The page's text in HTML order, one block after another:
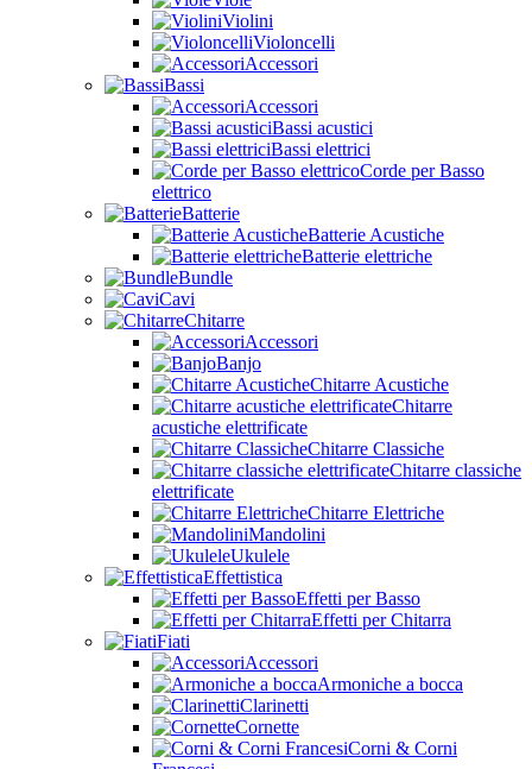
Violini
Violoncelli
Accessori
Bassi
Accessori
Bassi acustici
Bassi elettrici
Corde per Basso
elettrico
Batterie
Batterie Acustiche
Batterie elettriche
Bundle
Cavi
Chitarre
Accessori
Banjo
Chitarre Acustiche
Chitarre
acustiche elettrificate
Chitarre Classiche
Chitarre classiche
elettrificate
Chitarre Elettriche
Mandolini
Ukulele
Effettistica
Effetti per Basso
Effetti per Chitarra
Fiati
Accessori
Armoniche a bocca
Clarinetti
Cornette
Corni & Corni